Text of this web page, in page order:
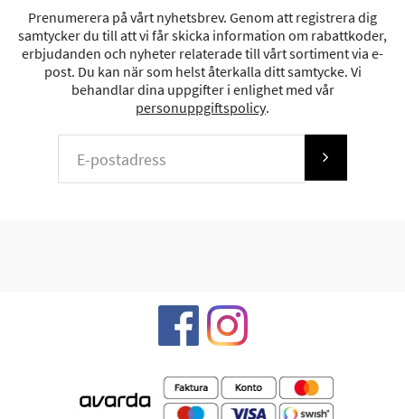
Prenumerera på vårt nyhetsbrev. Genom att registrera dig
samtycker du till att vi får skicka information om rabattkoder,
erbjudanden och nyheter relaterade till vårt sortiment via e-
post. Du kan när som helst återkalla ditt samtycke. Vi
behandlar dina uppgifter i enlighet med vår
personuppgiftspolicy.